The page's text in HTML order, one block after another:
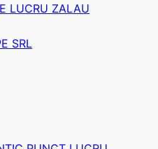
LUCRU ZALAU
SRL